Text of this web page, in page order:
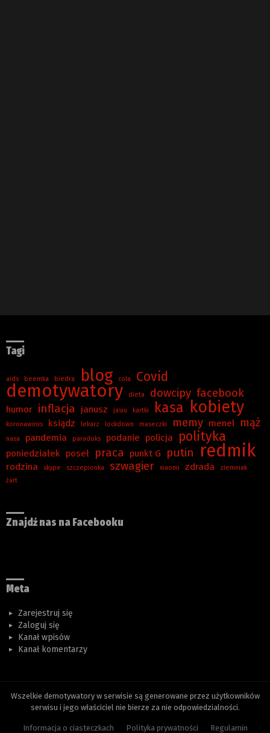
Tagi
aids beemka biedra blog cola Covid
demotywatory dieta dowcipy facebook
humor inflacja janusz jasiu kartki kasa kobiety
koronawirus ksiądz lekarz lockdown maseczki memy menel mąż
nasa pandemia paradoks podanie policja polityka
poniedziałek poseł praca punkt G putin redmik
rodzina skype szczepionka szwagier xiaomi zdrada
ziemniak
żart
Znajdź nas na Facebooku
Meta
Zarejestruj się
Zaloguj się
Kanał wpisów
Kanał komentarzy
Wszelkie demotywatory w serwisie są generowane przez użytkowników
serwisu i jego właściciel nie bierze za nie odpowiedzialności.
Informacja o ciasteczkach Polityka prywatności Regulamin